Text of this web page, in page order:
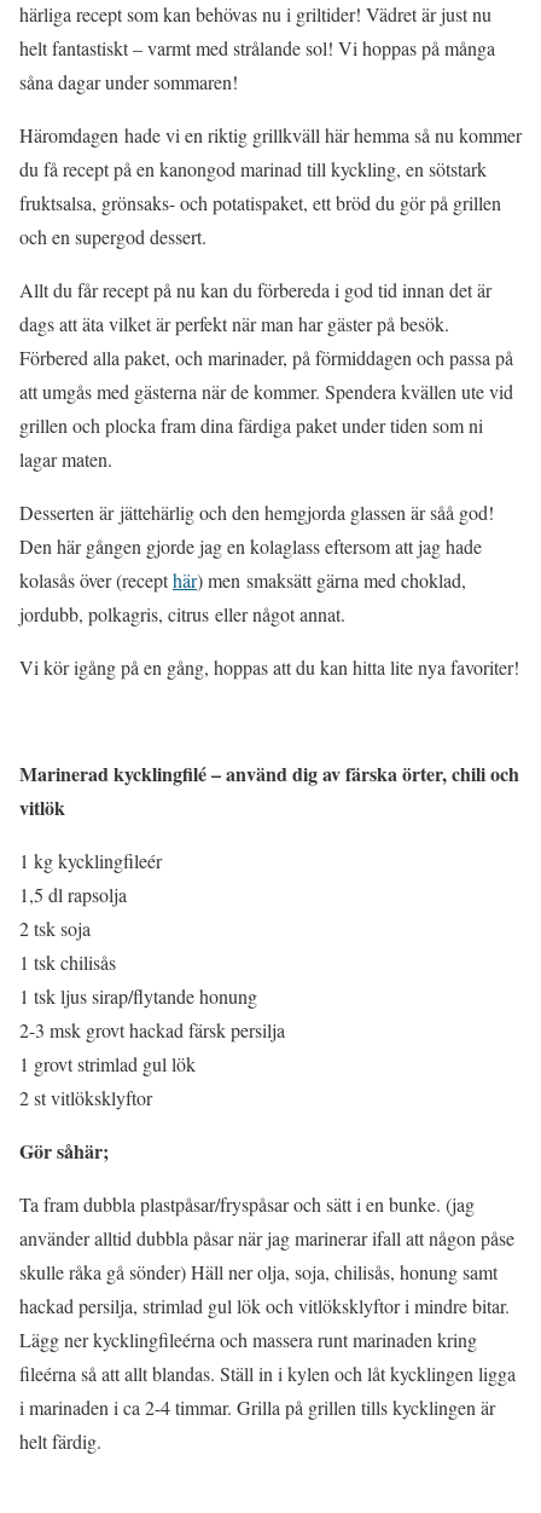
härliga recept som kan behövas nu i griltider! Vädret är just nu
helt fantastiskt – varmt med strålande sol! Vi hoppas på många
såna dagar under sommaren!
Häromdagen hade vi en riktig grillkväll här hemma så nu kommer
du få recept på en kanongod marinad till kyckling, en sötstark
fruktsalsa, grönsaks- och potatispaket, ett bröd du gör på grillen
och en supergod dessert.
Allt du får recept på nu kan du förbereda i god tid innan det är
dags att äta vilket är perfekt när man har gäster på besök.
Förbered alla paket, och marinader, på förmiddagen och passa på
att umgås med gästerna när de kommer. Spendera kvällen ute vid
grillen och plocka fram dina färdiga paket under tiden som ni
lagar maten.
Desserten är jättehärlig och den hemgjorda glassen är såå god!
Den här gången gjorde jag en kolaglass eftersom att jag hade
kolasås över (recepthär) men smaksätt gärna med choklad,
jordubb, polkagris, citrus eller något annat.
Vi kör igång på en gång, hoppas att du kan hitta lite nya favoriter!
Marinerad kycklingfilé – använd dig av färska örter, chili och
vitlök
1 kg kycklingfileér
1,5 dl rapsolja
2 tsk soja
1 tsk chilisås
1 tsk ljus sirap/flytande honung
2-3 msk grovt hackad färsk persilja
1 grovt strimlad gul lök
2 st vitlöksklyftor
Gör såhär;
Ta fram dubbla plastpåsar/fryspåsar och sätt i en bunke. (jag
använder alltid dubbla påsar när jag marinerar ifall att någon påse
skulle råka gå sönder) Häll ner olja, soja, chilisås, honung samt
hackad persilja, strimlad gul lök och vitlöksklyftor i mindre bitar.
Lägg ner kycklingfileérna och massera runt marinaden kring
fileérna så att allt blandas. Ställ in i kylen och låt kycklingen ligga
i marinaden i ca 2-4 timmar. Grilla på grillen tills kycklingen är
helt färdig.